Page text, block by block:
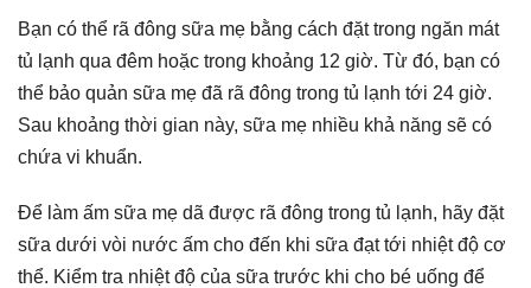
Bạn có thể rã đông sữa mẹ bằng cách đặt trong ngăn mát
tủ lạnh qua đêm hoặc trong khoảng 12 giờ. Từ đó, bạn có
thể bảo quản sữa mẹ đã rã đông trong tủ lạnh tới 24 giờ.
Sau khoảng thời gian này, sữa mẹ nhiều khả năng sẽ có
chứa vi khuẩn.
Để làm ấm sữa mẹ dã được rã đông trong tủ lạnh, hãy đặt
sữa dưới vòi nước ấm cho đến khi sữa đạt tới nhiệt độ cơ
thể. Kiểm tra nhiệt độ của sữa trước khi cho bé uống để